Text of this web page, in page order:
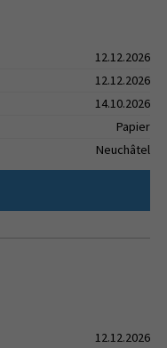
12.12.2026
12.12.2026
14.10.2026
Papier
Neuchâtel
12.12.2026